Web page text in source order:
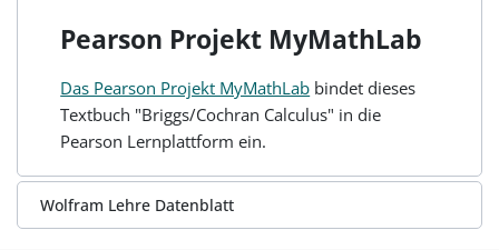
Pearson Projekt MyMathLab
Das Pearson Projekt MyMathLab bindet dieses
Textbuch "Briggs/Cochran Calculus" in die
Pearson Lernplattform ein.
Wolfram Lehre Datenblatt